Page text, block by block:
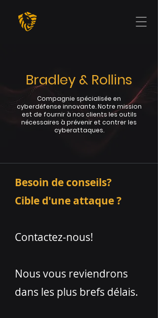
Bradley & Rollins
Compagnie spécialisée en
cyberdéfense innovante. Notre mission
est de fournir à nos clients les outils
nécessaires à prévenir et contrer les
cyberattaques.
Besoin de conseils?
Cible d'une attaque ?
Contactez-nous!
Nous vous reviendrons
dans les plus brefs délais.